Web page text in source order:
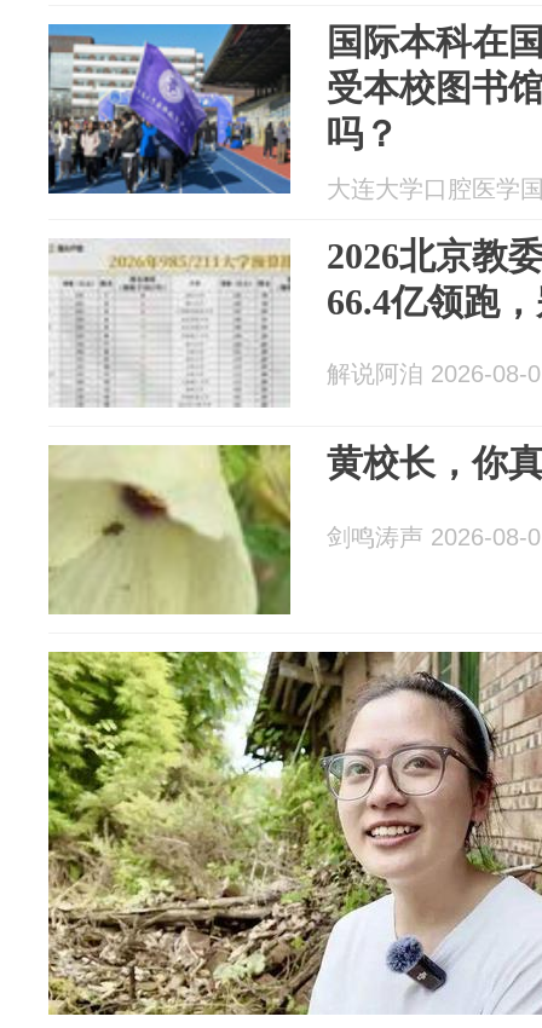
国际本科在
受本校图书
吗？
大连大学口腔医学
2026北京教
66.4亿领跑
解说阿洎 2026-08-
黄校长，你
剑鸣涛声 2026-08-